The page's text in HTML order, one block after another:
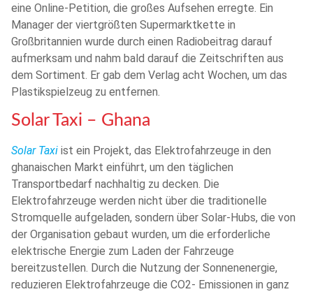
eine Online-Petition, die großes Aufsehen erregte. Ein
Manager der viertgrößten Supermarktkette in
Großbritannien wurde durch einen Radiobeitrag darauf
aufmerksam und nahm bald darauf die Zeitschriften aus
dem Sortiment. Er gab dem Verlag acht Wochen, um das
Plastikspielzeug zu entfernen.
Solar Taxi – Ghana
Solar Taxi ist ein Projekt, das Elektrofahrzeuge in den
ghanaischen Markt einführt, um den täglichen
Transportbedarf nachhaltig zu decken. Die
Elektrofahrzeuge werden nicht über die traditionelle
Stromquelle aufgeladen, sondern über Solar-Hubs, die von
der Organisation gebaut wurden, um die erforderliche
elektrische Energie zum Laden der Fahrzeuge
bereitzustellen. Durch die Nutzung der Sonnenenergie,
reduzieren Elektrofahrzeuge die CO2- Emissionen in ganz